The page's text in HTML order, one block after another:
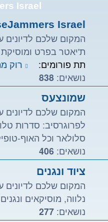
Israel
Israel
המקום שלכם
ת'יאטר בפרט
תת פורומים:
רוק
נושאים: 838
שמונצעס
המקום שלכם
לפרוגרסיב: סדרות
סלולאר וכל האוף-
נושאים: 406
ציוד ונגנים
המקום שלכם לדיונים
נלווה, מוסיקאים
נושאים: 277